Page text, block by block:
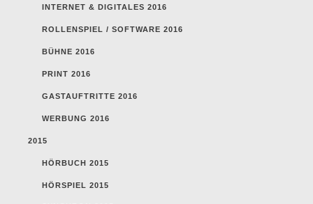
INTERNET & DIGITALES 2016
ROLLENSPIEL / SOFTWARE 2016
BÜHNE 2016
PRINT 2016
GASTAUFTRITTE 2016
WERBUNG 2016
2015
HÖRBUCH 2015
HÖRSPIEL 2015